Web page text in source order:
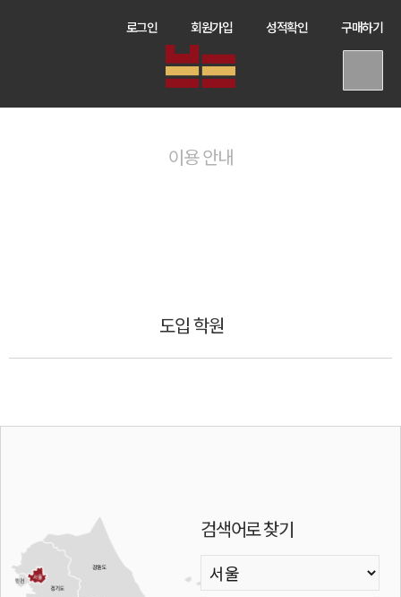
로그인 회원가입 성적확인 구매하기
이용 안내
도입 학원
검색어로 찾기